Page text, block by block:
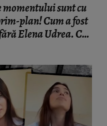
sunt cu
plan! Cum a fost
Elena Udrea. Cu